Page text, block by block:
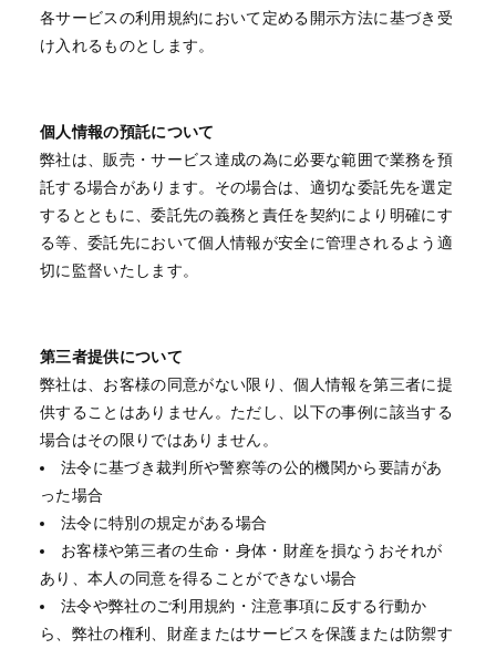
各サービスの利用規約において定める開示方法に基づき受
け入れるものとします。
個人情報の預託について
弊社は、販売・サービス達成の為に必要な範囲で業務を預
託する場合があります。その場合は、適切な委託先を選定
するとともに、委託先の義務と責任を契約により明確にす
る等、委託先において個人情報が安全に管理されるよう適
切に監督いたします。
第三者提供について
弊社は、お客様の同意がない限り、個人情報を第三者に提
供することはありません。ただし、以下の事例に該当する
場合はその限りではありません。
法令に基づき裁判所や警察等の公的機関から要請があ
った場合
法令に特別の規定がある場合
お客様や第三者の生命・身体・財産を損なうおそれが
あり、本人の同意を得ることができない場合
法令や弊社のご利用規約・注意事項に反する行動か
ら、弊社の権利、財産またはサービスを保護または防禦す